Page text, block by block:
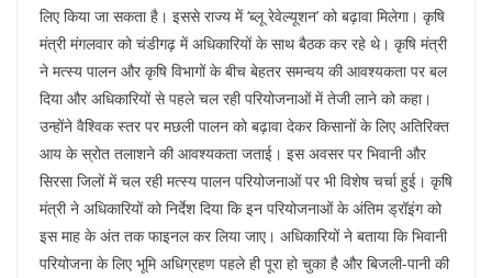
लिए किया जा सकता है। इससे राज्य में ‘ब्लू रेवेल्यूशन’ को बढ़ावा मिलेगा। कृषि
मंत्री मंगलवार को चंडीगढ़ में अधिकारियों के साथ बैठक कर रहे थे। कृषि मंत्री
ने मत्स्य पालन और कृषि विभागों के बीच बेहतर समन्वय की आवश्यकता पर बल
दिया और अधिकारियों से पहले चल रही परियोजनाओं में तेजी लाने को कहा।
उन्होंने वैश्विक स्तर पर मछली पालन को बढ़ावा देकर किसानों के लिए अतिरिक्त
आय के स्रोत तलाशने की आवश्यकता जताई। इस अवसर पर भिवानी और
सिरसा जिलों में चल रही मत्स्य पालन परियोजनाओं पर भी विशेष चर्चा हुई। कृषि
मंत्री ने अधिकारियों को निर्देश दिया कि इन परियोजनाओं के अंतिम ड्रॉइंग को
इस माह के अंत तक फाइनल कर लिया जाए। अधिकारियों ने बताया कि भिवानी
परियोजना के लिए भूमि अधिग्रहण पहले ही पूरा हो चुका है और बिजली-पानी की